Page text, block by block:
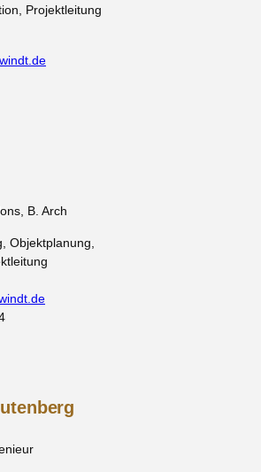
Projektleitung
B. Arch
Objektplanung,